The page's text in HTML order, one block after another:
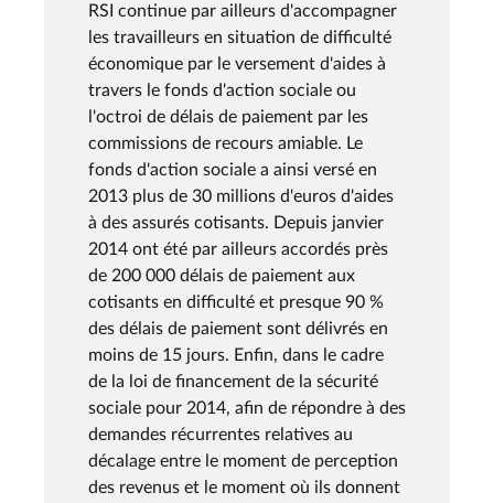
RSI continue par ailleurs d'accompagner
les travailleurs en situation de difficulté
économique par le versement d'aides à
travers le fonds d'action sociale ou
l'octroi de délais de paiement par les
commissions de recours amiable. Le
fonds d'action sociale a ainsi versé en
2013 plus de 30 millions d'euros d'aides
à des assurés cotisants. Depuis janvier
2014 ont été par ailleurs accordés près
de 200 000 délais de paiement aux
cotisants en difficulté et presque 90 %
des délais de paiement sont délivrés en
moins de 15 jours. Enfin, dans le cadre
de la loi de financement de la sécurité
sociale pour 2014, afin de répondre à des
demandes récurrentes relatives au
décalage entre le moment de perception
des revenus et le moment où ils donnent